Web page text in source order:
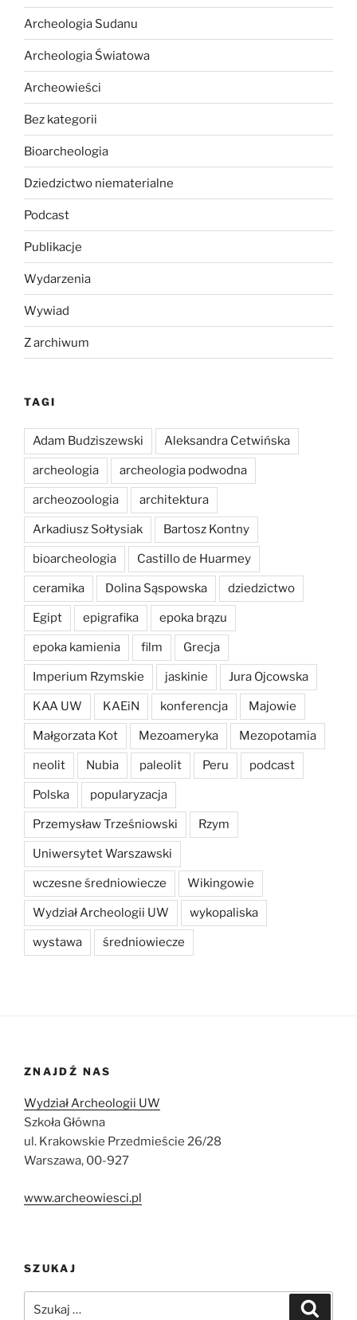
Archeologia Sudanu
Archeologia Światowa
Archeowieści
Bez kategorii
Bioarcheologia
Dziedzictwo niematerialne
Podcast
Publikacje
Wydarzenia
Wywiad
Z archiwum
TAGI
Adam Budziszewski Aleksandra Cetwińska
archeologia archeologia podwodna
archeozoologia architektura
Arkadiusz Sołtysiak Bartosz Kontny
bioarcheologia Castillo de Huarmey
ceramika Dolina Sąspowska dziedzictwo
Egipt epigrafika epoka brązu
epoka kamienia film Grecja
Imperium Rzymskie jaskinie Jura Ojcowska
KAA UW KAEiN konferencja Majowie
Małgorzata Kot Mezoameryka Mezopotamia
neolit Nubia paleolit Peru podcast
Polska popularyzacja
Przemysław Trześniowski Rzym
Uniwersytet Warszawski
wczesne średniowiecze Wikingowie
Wydział Archeologii UW wykopaliska
wystawa średniowiecze
ZNAJDŹ NAS
Wydział Archeologii UW
Szkoła Główna
ul. Krakowskie Przedmieście 26/28
Warszawa, 00-927
www.archeowiesci.pl
SZUKAJ